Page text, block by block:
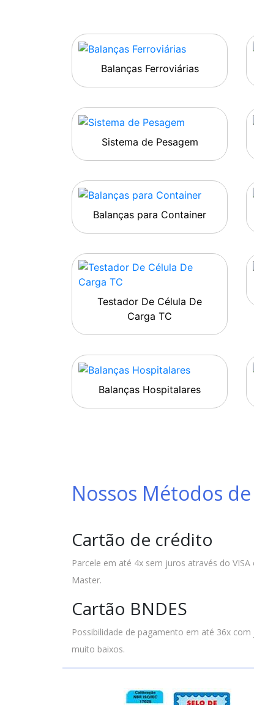
Balanças Ferroviárias
Sistema de Pesagem
Balanças para Container
Testador De Célula De
Carga TC
Balanças Hospitalares
Nossos Métodos
Cartão de crédito
Parcele em até 4x sem juros através do VISA
Master.
Cartão BNDES
Possibilidade de pagamento em até 36x com
muito baixos.